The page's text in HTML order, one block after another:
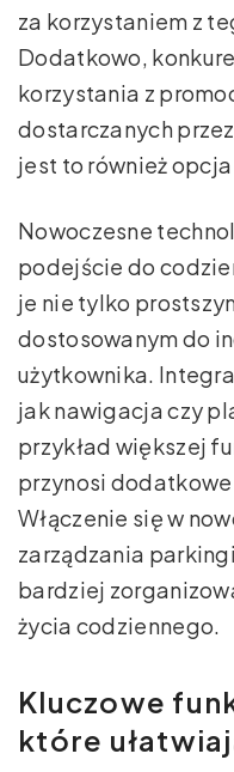
za korzystaniem z
Dodatkowo,
korzystania z
dostarczanych
jest to również
Nowoczesne
podejście do
je nie tylko
dostosowanym do
użytkownika.
jak nawigacja czy
przykład większej
przynosi
Włączenie się w
zarządzania
bardziej
życia codziennego.
Kluczowe
które